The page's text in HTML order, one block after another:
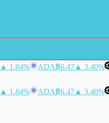
▲ 1.84% ADA฿6.47 ▲ 3.40%
▲ 1.84% ADA฿6.47 ▲ 3.40%